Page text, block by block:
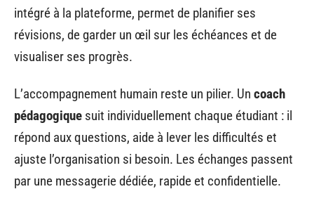
intégré à la plateforme, permet de planifier ses
révisions, de garder un œil sur les échéances et de
visualiser ses progrès.
L’accompagnement humain reste un pilier. Un coach
pédagogique suit individuellement chaque étudiant : il
répond aux questions, aide à lever les difficultés et
ajuste l’organisation si besoin. Les échanges passent
par une messagerie dédiée, rapide et confidentielle.